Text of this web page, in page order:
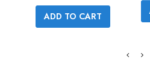
ADD TO CART